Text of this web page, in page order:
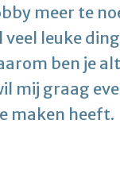
meer te
leuke
ben je
mij graag
maken heeft.